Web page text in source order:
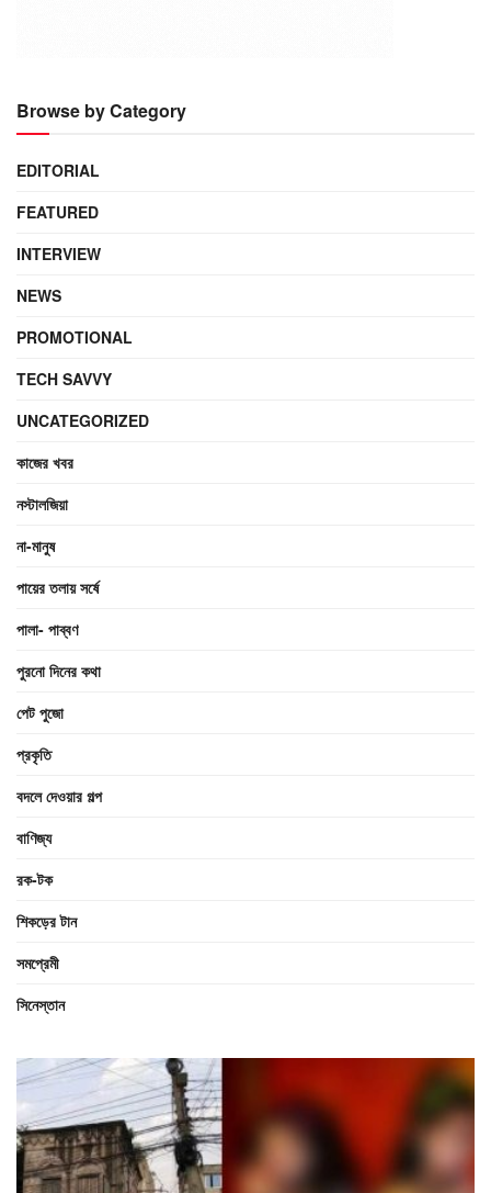
Browse by Category
EDITORIAL
FEATURED
INTERVIEW
NEWS
PROMOTIONAL
TECH SAVVY
UNCATEGORIZED
কাজের খবর
নস্টালজিয়া
না-মানুষ
পায়ের তলায় সর্ষে
পালা- পাব্বণ
পুরনো দিনের কথা
পেট পুজো
প্রকৃতি
বদলে দেওয়ার গল্প
বাণিজ্য
রক-টক
শিকড়ের টান
সমপ্রেমী
সিনেস্তান